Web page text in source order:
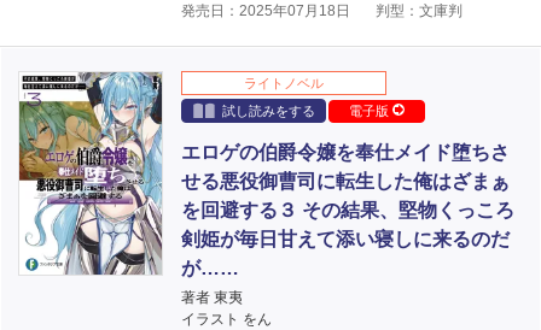
発売日：2025年07月18日
判型：文庫判
ライトノベル
試し読みをする
電子版
エロゲの伯爵令嬢を奉仕メイド堕ちさ
せる悪役御曹司に転生した俺はざまぁ
を回避する３ その結果、堅物くっころ
剣姫が毎日甘えて添い寝しに来るのだ
が……
著者 東夷
イラスト をん